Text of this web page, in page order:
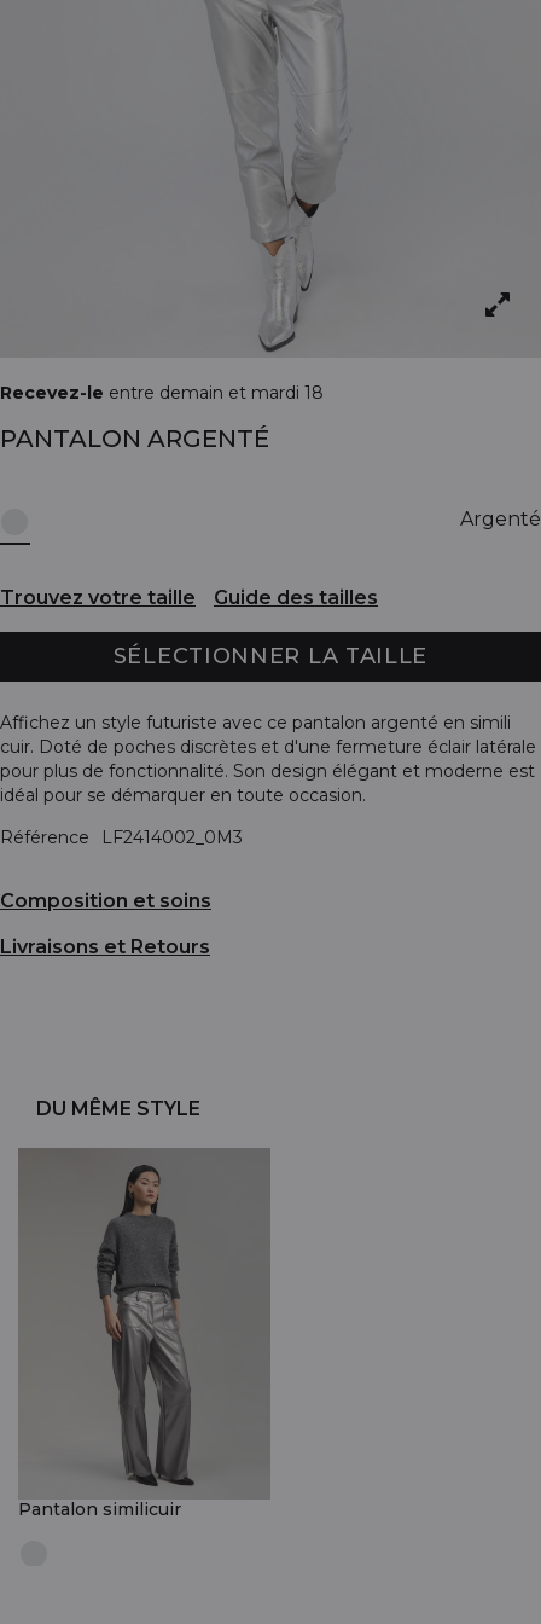
Recevez-le entre demain et mardi 18
PANTALON ARGENTÉ
Argenté
Trouvez votre taille Guide des tailles
SÉLECTIONNER LA TAILLE
Affichez un style futuriste avec ce pantalon argenté en simili
cuir. Doté de poches discrètes et d'une fermeture éclair latérale
pour plus de fonctionnalité. Son design élégant et moderne est
idéal pour se démarquer en toute occasion.
Référence
LF2414002_0M3
Composition et soins
Livraisons et Retours
DU MÊME STYLE
Pantalon similicuir